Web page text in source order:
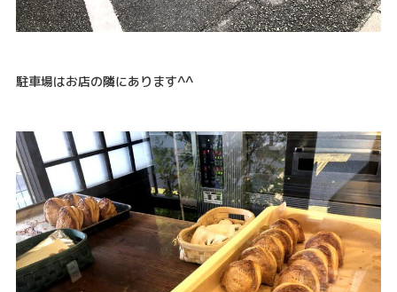
駐車場はお店の隣にあります^^